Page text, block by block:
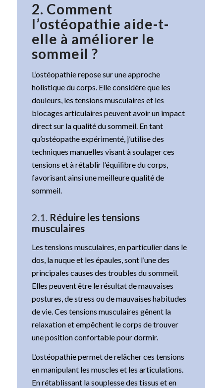
2. Comment
l’ostéopathie aide-t-
elle à améliorer le
sommeil ?
L’ostéopathie repose sur une approche
holistique du corps. Elle considère que les
douleurs, les tensions musculaires et les
blocages articulaires peuvent avoir un impact
direct sur la qualité du sommeil. En tant
qu’ostéopathe expérimenté, j’utilise des
techniques manuelles visant à soulager ces
tensions et à rétablir l’équilibre du corps,
favorisant ainsi une meilleure qualité de
sommeil.
2.1. Réduire les tensions
musculaires
Les tensions musculaires, en particulier dans le
dos, la nuque et les épaules, sont l’une des
principales causes des troubles du sommeil.
Elles peuvent être le résultat de mauvaises
postures, de stress ou de mauvaises habitudes
de vie. Ces tensions musculaires gênent la
relaxation et empêchent le corps de trouver
une position confortable pour dormir.
L’ostéopathie permet de relâcher ces tensions
en manipulant les muscles et les articulations.
En rétablissant la souplesse des tissus et en